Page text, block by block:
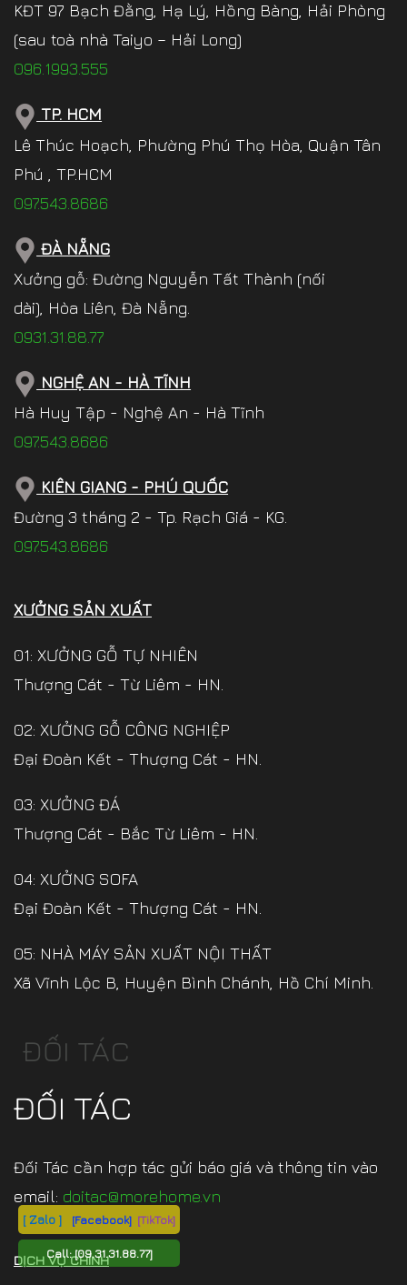
[ Zalo ] [Facebook] [TikTok]
Call:[09.31.31.88.77]
KĐT 97 Bạch Đằng, Hạ Lý, Hồng Bàng, Hải Phòng
(sau toà nhà Taiyo – Hải Long)
096.1993.555
TP. HCM
Lê Thúc Hoạch, Phường Phú Thọ Hòa, Quận Tân
Phú , TP.HCM
097.543.8686
ĐÀ NẴNG
Xưởng gỗ: Đường Nguyễn Tất Thành (nối
dài), Hòa Liên, Đà Nẵng.
0931.31.88.77
NGHỆ AN - HÀ TĨNH
Hà Huy Tập - Nghệ An - Hà Tĩnh
097.543.8686
KIÊN GIANG - PHÚ QUỐC
Đường 3 tháng 2 - Tp. Rạch Giá - KG.
097.543.8686
XƯỞNG SẢN XUẤT
01: XƯỞNG GỖ TỰ NHIÊN
Thượng Cát - Từ Liêm - HN.
02: XƯỞNG GỖ CÔNG NGHIỆP
Đại Đoàn Kết - Thượng Cát - HN.
03: XƯỞNG ĐÁ
Thượng Cát - Bắc Từ Liêm - HN.
04: XƯỞNG SOFA
Đại Đoàn Kết - Thượng Cát - HN.
05: NHÀ MÁY SẢN XUẤT NỘI THẤT
Xã Vĩnh Lộc B, Huyện Bình Chánh, Hồ Chí Minh.
ĐỐI TÁC
ĐỐI TÁC
Đối Tác cần hợp tác gửi báo giá và thông tin vào
email: doitac@morehome.vn
DỊCH VỤ CHÍNH